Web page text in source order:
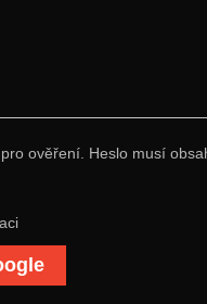
ověření. Heslo musí